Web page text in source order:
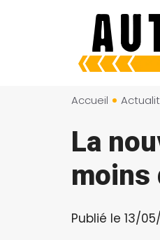
Accueil
La
moins
Publié le 13/